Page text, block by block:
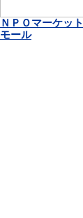
ＮＰＯマーケット
モール